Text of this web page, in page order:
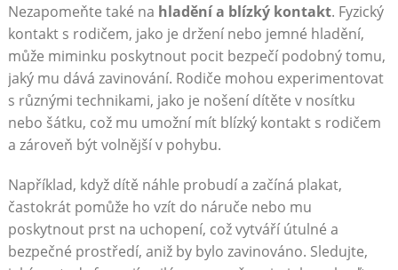
Nezapomeňte také na hladění a blízký kontakt. Fyzický
kontakt s rodičem, jako je držení nebo jemné hladění,
může miminku poskytnout pocit bezpečí podobný tomu,
jaký mu dává zavinování. Rodiče mohou experimentovat
s různými technikami, jako je nošení dítěte v nosítku
nebo šátku, což mu umožní mít blízký kontakt s rodičem
a zároveň být volnější v pohybu.
Například, když dítě náhle probudí a začíná plakat,
častokrát pomůže ho vzít do náruče nebo mu
poskytnout prst na uchopení, což vytváří útulné a
bezpečné prostředí, aniž by bylo zavinováno. Sledujte,